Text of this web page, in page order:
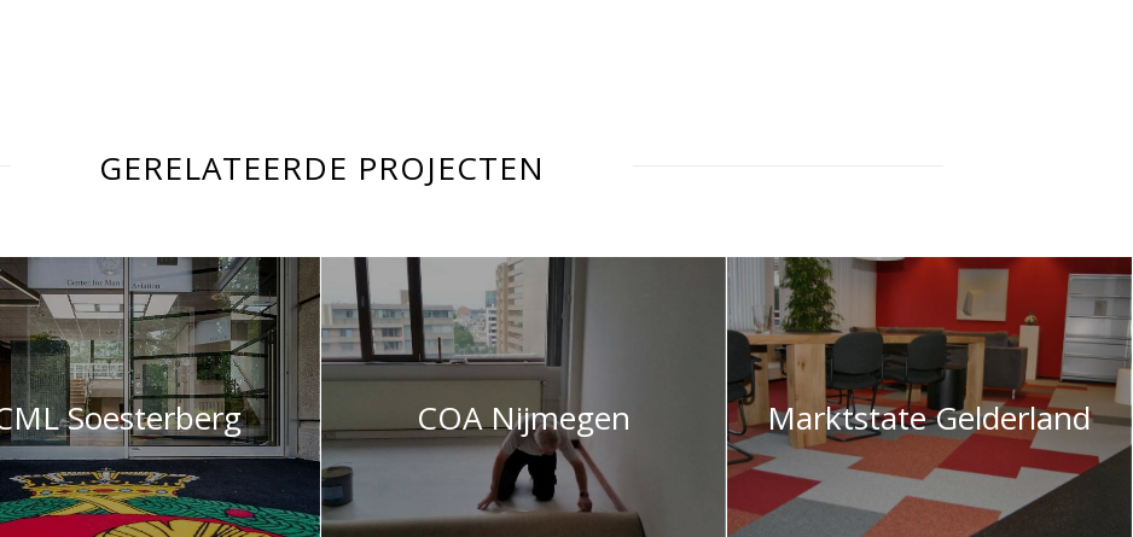
GERELATEERDE PROJECTEN
Soesterberg COA Nijmegen Marktstate Gelderland